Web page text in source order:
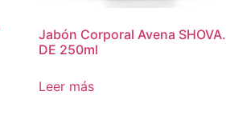
Jabón Corporal Avena SHOVA.
DE 250ml
Leer más